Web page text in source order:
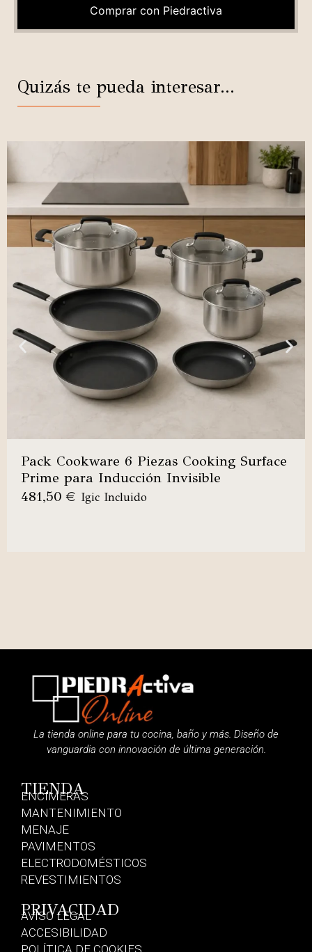
Comprar con Piedractiva
Quizás te pueda interesar...
Pack Cookware 6 Piezas Cooking Surface
Prime para Inducción Invisible
481,50 € Igic Incluido
La tienda online para tu cocina, baño y más. Diseño de
vanguardia con innovación de última generación.
TIENDA
ENCIMERAS
MANTENIMIENTO
MENAJE
PAVIMENTOS
ELECTRODOMÉSTICOS
REVESTIMIENTOS
PRIVACIDAD
AVISO LEGAL
ACCESIBILIDAD